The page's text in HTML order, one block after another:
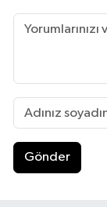
Gönder